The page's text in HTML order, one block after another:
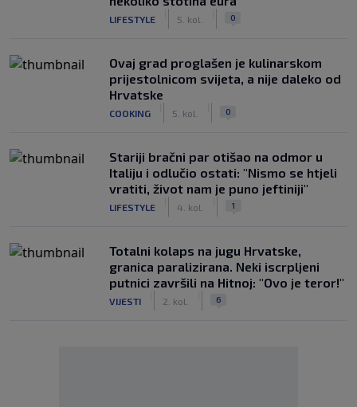
LIFESTYLE 5. kol. 0
Ovaj grad proglašen je kulinarskom
prijestolnicom svijeta, a nije daleko od
Hrvatske
COOKING 5. kol. 0
Stariji bračni par otišao na odmor u
Italiju i odlučio ostati: "Nismo se htjeli
vratiti, život nam je puno jeftiniji"
LIFESTYLE 4. kol. 1
Totalni kolaps na jugu Hrvatske,
granica paralizirana. Neki iscrpljeni
putnici završili na Hitnoj: "Ovo je teror!"
VIJESTI 2. kol. 6